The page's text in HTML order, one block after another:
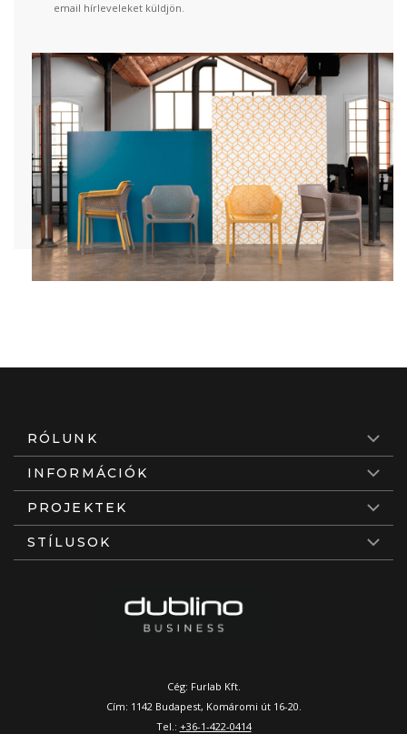
email hírleveleket küldjön.
RÓLUNK
INFORMÁCIÓK
PROJEKTEK
STÍLUSOK
Cég: Furlab Kft.
Cím: 1142 Budapest, Komáromi út 16-20.
Tel.: +36-1-422-0414